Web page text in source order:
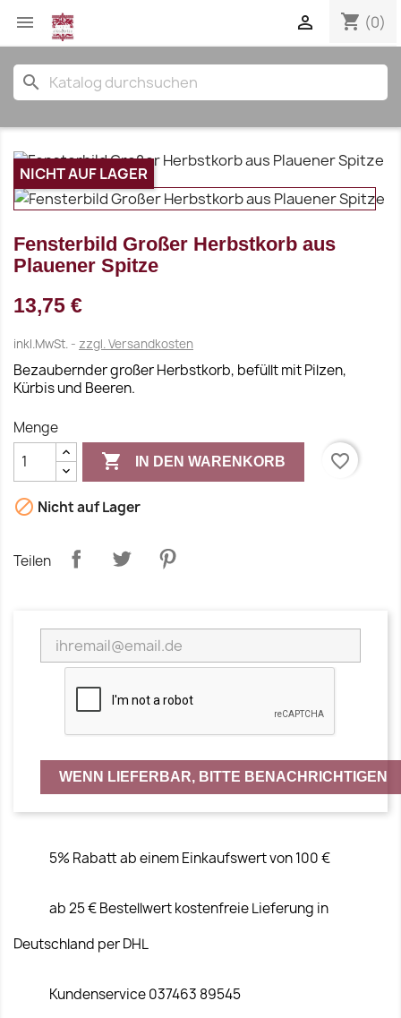
 shopping_cart (0)

search
NICHT AUF LAGER
Fensterbild Großer Herbstkorb aus
Plauener Spitze
13,75 €
inkl.MwSt. zzgl. Versandkosten
Bezaubernder großer Herbstkorb, befüllt mit Pilzen,
Kürbis und Beeren.
Menge
 IN DEN WARENKORB favorite_border
 Nicht auf Lager
Teilen
WENN LIEFERBAR, BITTE BENACHRICHTIGEN
5% Rabatt ab einem Einkaufswert von 100 €
ab 25 € Bestellwert kostenfreie Lieferung in
Deutschland per DHL
Kundenservice 037463 89545